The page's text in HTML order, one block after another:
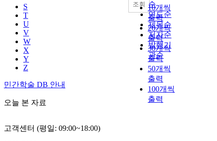
S
T
U
V
W
X
Y
Z
민간학술 DB 안내
오늘 본 자료
순
연도순
제목순
저자순
발행기
관순
10개씩
출력
20개씩
출력
30개씩
출력
50개씩
출력
100개씩
출력
조회
고객센터 (평일: 09:00~18:00)